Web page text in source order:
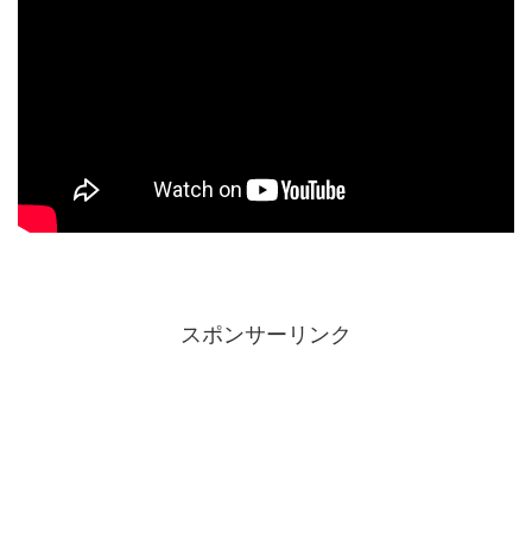
スポンサーリンク